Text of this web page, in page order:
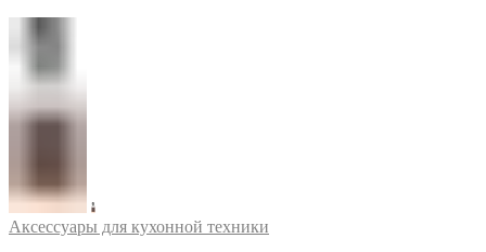
Аксессуары для кухонной техники